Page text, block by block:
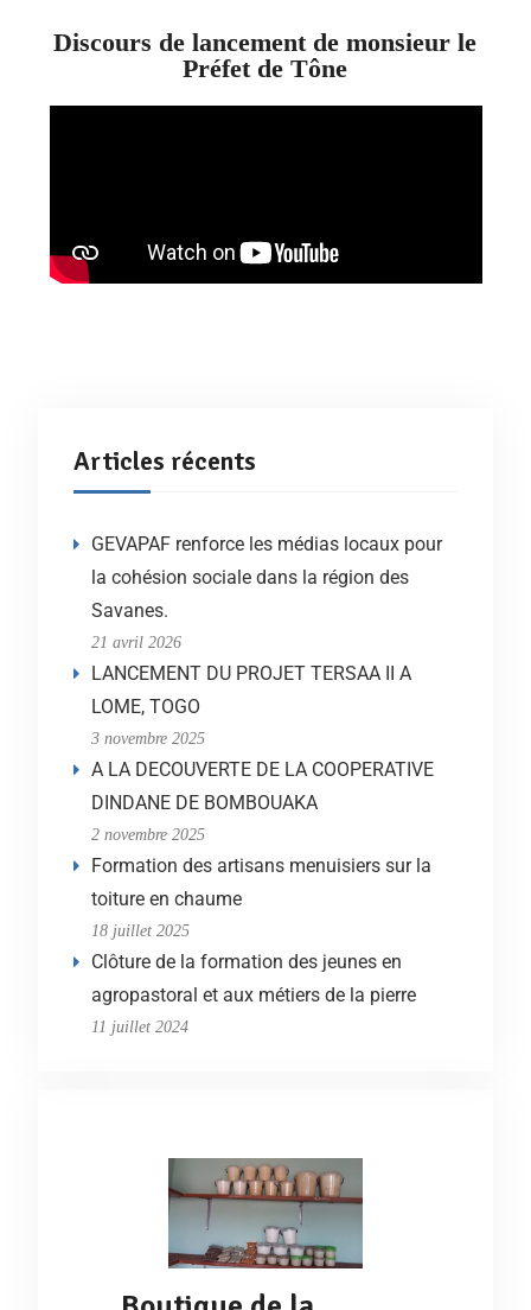
Discours de lancement de monsieur le
Préfet de Tône
Articles récents
GEVAPAF renforce les médias locaux pour
la cohésion sociale dans la région des
Savanes.
21 avril 2026
LANCEMENT DU PROJET TERSAA II A
LOME, TOGO
3 novembre 2025
A LA DECOUVERTE DE LA COOPERATIVE
DINDANE DE BOMBOUAKA
2 novembre 2025
Formation des artisans menuisiers sur la
toiture en chaume
18 juillet 2025
Clôture de la formation des jeunes en
agropastoral et aux métiers de la pierre
11 juillet 2024